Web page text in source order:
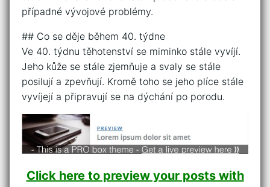
případné vývojové problémy.
## Co se děje během 40. týdne
Ve 40. týdnu těhotenství se miminko stále vyvíjí.
Jeho kůže se stále zjemňuje a svaly se stále
posilují a zpevňují. Kromě toho se jeho plíce stále
vyvíjejí a připravují se na dýchání po porodu.
Click here to preview your posts with